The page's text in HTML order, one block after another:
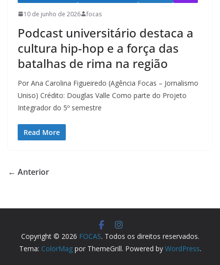
10 de junho de 2026 focas
Podcast universitário destaca a
cultura hip-hop e a força das
batalhas de rima na região
Por Ana Carolina Figueiredo (Agência Focas – Jornalismo
Uniso) Crédito: Douglas Valle Como parte do Projeto
Integrador do 5º semestre
Read More
← Anterior
Copyright © 2026 FOCAS. Todos os direitos reservados.
Tema: ColorMagpor ThemeGrill. Powered by WordPress.